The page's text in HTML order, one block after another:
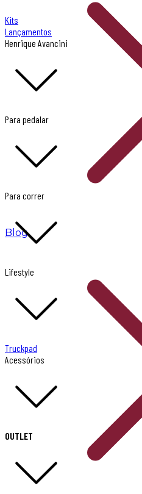
Kits
Lançamentos
Henrique Avancini
Para pedalar
Para correr
Lifestyle
Truckpad
Acessórios
OUTLET
Blog